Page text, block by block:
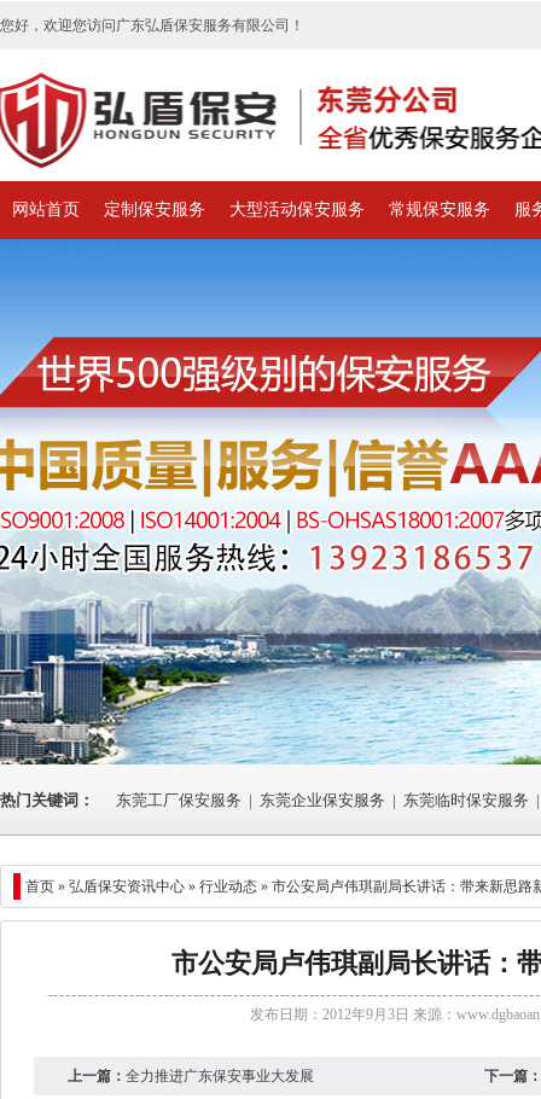
您好，欢迎您访问广东弘盾保安服务有限公司！
网站首页 定制保安服务 大型活动保安服务 常规保安服务 服
热门关键词： 东莞工厂保安服务 | 东莞企业保安服务 | 东莞临时保安服务 |
首页 » 弘盾保安资讯中心 » 行业动态 » 市公安局卢伟琪副局长讲话：带来新思路
市公安局卢伟琪副局长讲话：
发布日期：2012年9月3日 来源：
上一篇： 全力推进广东保安事业大发展 下一篇：